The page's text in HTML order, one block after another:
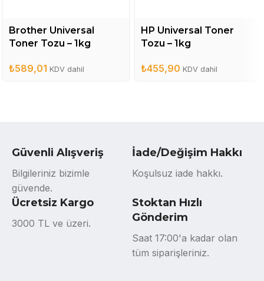
Brother Universal
Toner Tozu – 1kg
₺589,01 KDV dahil
HP Universal Toner
Tozu – 1kg
₺455,90 KDV dahil
Güvenli Alışveriş
Bilgileriniz bizimle
güvende.
İade/Değişim Hakkı
Koşulsuz iade hakkı.
Ücretsiz Kargo
3000 TL ve üzeri.
Stoktan Hızlı
Gönderim
Saat 17:00'a kadar olan
tüm siparişleriniz.